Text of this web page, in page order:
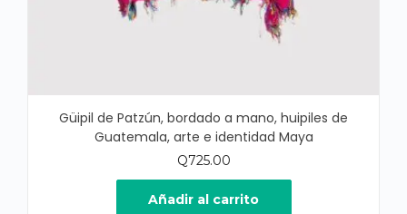
Güipil de Patzún, bordado a mano, huipiles de
Guatemala, arte e identidad Maya
Q725.00
Añadir al carrito